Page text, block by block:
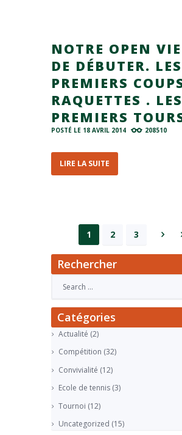
NOTRE OPEN
DE DÉBUTER. LES
PREMIERS
RAQUETTES . LES
PREMIERS
POSTÉ LE 18 AVRIL 2014 208510
LIRE LA SUITE
1 2 3
Rechercher
Catégories
Actualité (2)
Compétition (32)
Convivialité (12)
Ecole de tennis (3)
Tournoi (12)
Uncategorized (15)